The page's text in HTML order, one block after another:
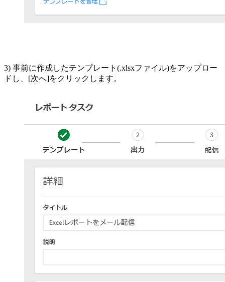
3) 事前に作成したテンプレート(.xlsxファイル)をアップロー
ドし、[次へ]をクリックします。